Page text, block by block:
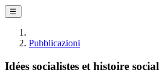
☰
Pubblicazioni
Idées socialistes et histoire